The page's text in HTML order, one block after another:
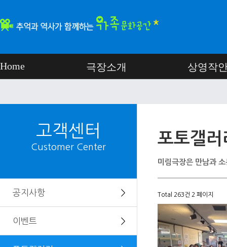
Home 극장소개 상영작
고객센터
Customer Center
공지사항 ＞
이벤트 ＞
포토갤러
미림극장은 만남과
Total 263건 2 페이지